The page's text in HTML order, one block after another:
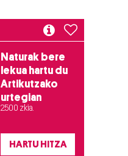
Naturak bere
lekua hartu du
Artikutzako
urtegian
2.500 zkia.
HARTU HITZA